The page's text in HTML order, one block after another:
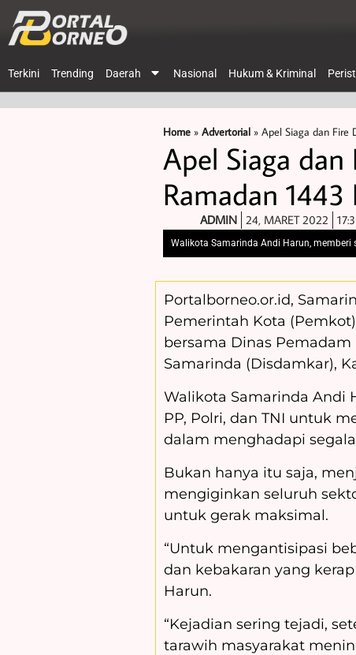
Terkini Trending Daerah Nasional Hukum & Kriminal
Home » Advertorial » Apel Siaga dan Fire
Apel Siaga
Ramadan
ADMIN 24, MARET 2022
Walikota Samarinda Andi Harun,
Portalborneo.or.id,
Pemerintah Kota
bersama Dinas
Samarinda (Disdamkar),
Walikota Samarinda Andi
PP, Polri, dan TNI untuk
dalam menghadapi
Bukan hanya itu saja,
mengiginkan seluruh
untuk gerak maksimal.
“Untuk mengantisipasi
dan kebakaran yang
Harun.
“Kejadian sering tejadi,
tarawih masyarakat